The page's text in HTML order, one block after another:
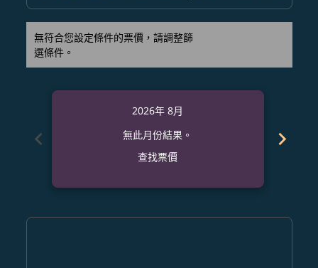
無符合您設定條件的票價，請調整篩
選條件。
chevron_left
2026年 8月
無此月份結果。
查找票價
chevron_right